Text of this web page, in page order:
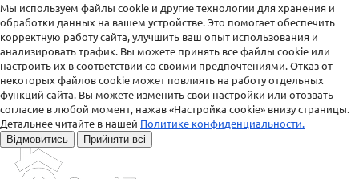
Мы используем файлы cookie и другие технологии для хранения и
обработки данных на вашем устройстве. Это помогает обеспечить
корректную работу сайта, улучшить ваш опыт использования и
анализировать трафик. Вы можете принять все файлы cookie или
настроить их в соответствии со своими предпочтениями. Отказ от
некоторых файлов cookie может повлиять на работу отдельных
функций сайта. Вы можете изменить свои настройки или отозвать
согласие в любой момент, нажав «Настройка cookie» внизу страницы.
Детальнее читайте в нашей Политике конфиденциальности.
Відмовитись Прийняти всі